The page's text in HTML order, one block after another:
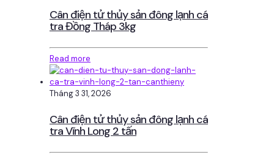
Cân điện tử thủy sản đông lạnh cá
tra Đồng Tháp 3kg
Read more
Tháng 3 31, 2026
Cân điện tử thủy sản đông lạnh cá
tra Vĩnh Long 2 tấn